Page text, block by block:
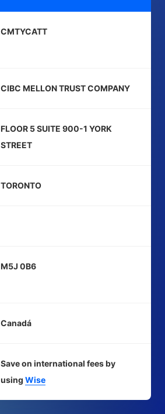
CMTYCATT
CIBC MELLON TRUST COMPANY
FLOOR 5 SUITE 900-1 YORK
STREET
TORONTO
M5J 0B6
Canadá
Save on international fees by
using Wise